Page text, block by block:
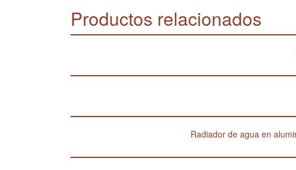
(ubicada
en
aleta
de
Integrale/Evo
Productos relacionados
Radiador de agua en